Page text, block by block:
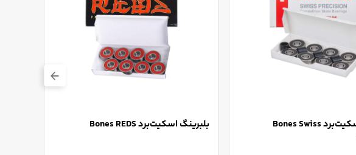
بلبرینگ اسکیت‌برد Bones Swiss
بلبرینگ اسکیت‌برد Bones REDS